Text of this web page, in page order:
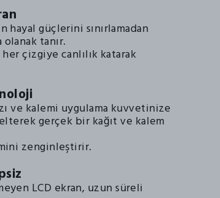
hayal güçlerini sınırlamadan
tanır.
çizgiye canlılık katarak
ve kalemi uygulama kuvvetinize
gerçek bir kağıt ve kalem
zenginleştirir.
LCD ekran, uzun süreli